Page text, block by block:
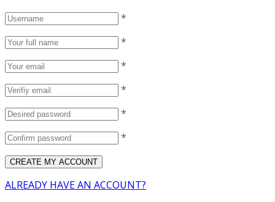
*
*
*
*
*
*
ALREADY HAVE AN ACCOUNT?